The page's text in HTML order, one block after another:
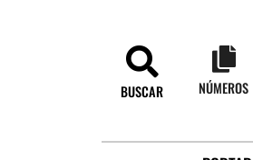
BUSCAR NÚMEROS